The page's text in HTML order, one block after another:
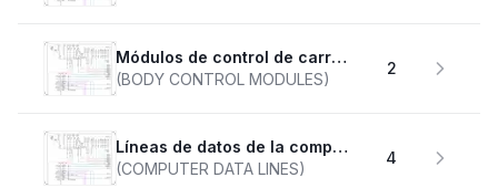
Módulos de control de carrocería
(BODY CONTROL MODULES)
2
Líneas de datos de la computadora
(COMPUTER DATA LINES)
4